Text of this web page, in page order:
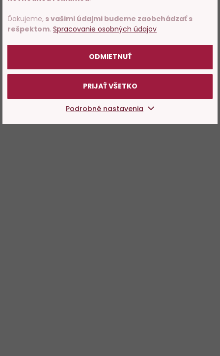
Ďakujeme, s vašimi údajmi budeme zaobchádzať s
rešpektom. Spracovanie osobných údajov
ODMIETNUŤ
PRIJAŤ VŠETKO
Podrobné nastavenia